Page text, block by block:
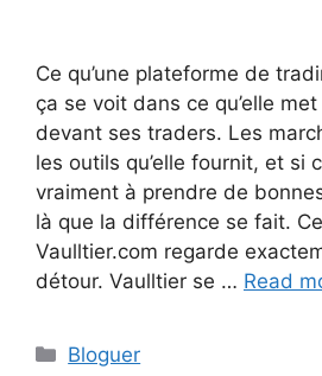
Ce qu’une plateforme de
ça se voit dans ce qu’elle
devant ses traders. Les
les outils qu’elle fournit, et si
vraiment à prendre de
là que la différence se fait.
Vaulltier.com regarde
détour. Vaulltier se … Read
Categories
Bloguer